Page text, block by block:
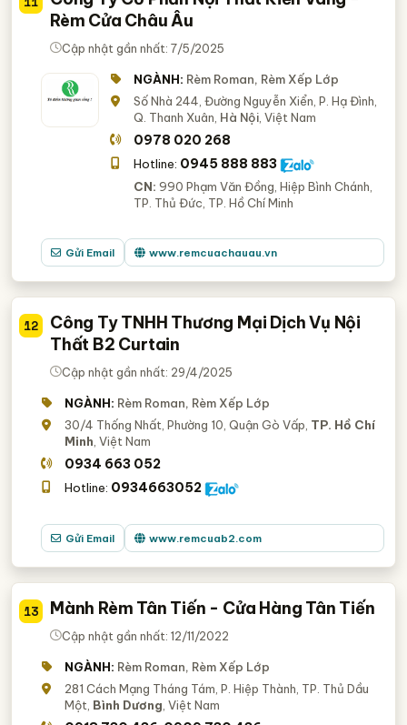
Rèm Cửa Châu Âu
Cập nhật gần nhất: 7/5/2025
NGÀNH: Rèm Roman, Rèm Xếp Lớp
Số Nhà 244, Đường Nguyễn Xiển, P. Hạ Đình,
Q. Thanh Xuân, Hà Nội , Việt Nam
0978 020 268
Hotline: 0945 888 883
CN: 990 Phạm Văn Đồng, Hiệp Bình Chánh,
TP. Thủ Đức, TP. Hồ Chí Minh
Gửi Email www.remcuachauau.vn
12
Công Ty TNHH Thương Mại Dịch Vụ Nội
Thất B2 Curtain
Cập nhật gần nhất: 29/4/2025
NGÀNH: Rèm Roman, Rèm Xếp Lớp
30/4 Thống Nhất, Phường 10, Quận Gò Vấp, TP. Hồ Chí
Minh , Việt Nam
0934 663 052
Hotline: 0934663052
Gửi Email www.remcuab2.com
13 Mành Rèm Tân Tiến - Cửa Hàng Tân Tiến
Cập nhật gần nhất: 12/11/2022
NGÀNH: Rèm Roman, Rèm Xếp Lớp
281 Cách Mạng Tháng Tám, P. Hiệp Thành, TP. Thủ Dầu
Một, Bình Dương , Việt Nam